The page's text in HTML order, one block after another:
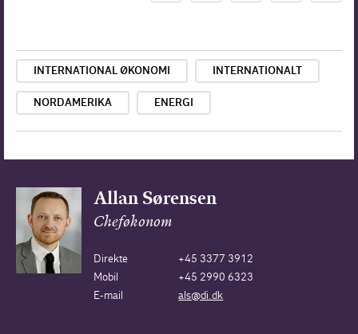
INTERNATIONAL ØKONOMI INTERNATIONALT
NORDAMERIKA ENERGI
Allan Sørensen
Cheføkonom
Direkte
+45 3377 3912
Mobil
+45 2990 6323
E-mail
als@di.dk